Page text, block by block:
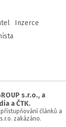
Inzerce
s.r.o., a
a ČTK.
článků a
zakázáno.